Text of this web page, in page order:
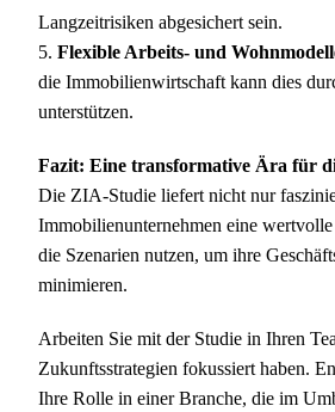
Langzeitrisiken abgesichert sein.
5. Flexible Arbeits- und
die Immobilienwirtschaft kann dies
unterstützen.
Fazit: Eine transformative Ära für
Die ZIA-Studie liefert nicht nur
Immobilienunternehmen eine
die Szenarien nutzen, um ihre
minimieren.
Arbeiten Sie mit der Studie in Ihren
Zukunftsstrategien fokussiert haben.
Ihre Rolle in einer Branche, die im